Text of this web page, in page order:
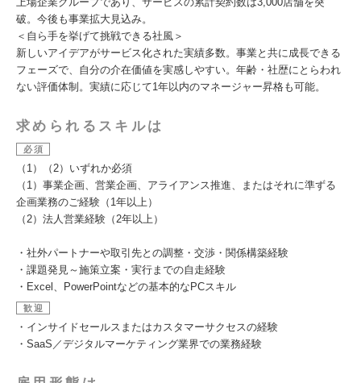
破。今後も事業拡大見込み。
＜自ら手を挙げて挑戦できる社風＞
新しいアイデアがサービス化された実績多数。事業と共に成長できる
フェーズで、自分の介在価値を実感しやすい。年齢・社歴にとらわれ
ない評価体制。実績に応じて1年以内のマネージャー昇格も可能。
求められるスキルは
必須
（1）（2）いずれか必須
（1）事業企画、営業企画、アライアンス推進、またはそれに準ずる
企画業務のご経験（1年以上）
（2）法人営業経験（2年以上）
・社外パートナーや取引先との調整・交渉・関係構築経験
・課題発見～施策立案・実行までの自走経験
・Excel、PowerPointなどの基本的なPCスキル
歓迎
・インサイドセールスまたはカスタマーサクセスの経験
・SaaS／デジタルマーケティング業界での業務経験